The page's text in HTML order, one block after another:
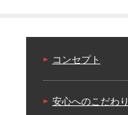
コンセプト
安心へのこだわり